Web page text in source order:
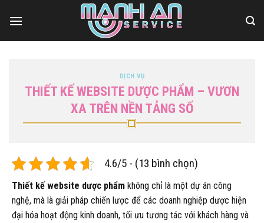
qua
DỊCH VỤ
THIẾT KẾ WEBSITE DƯỢC PHẨM – VƯƠN
XA TRÊN NỀN TẢNG SỐ
4.6/5 - (13 bình chọn)
Thiết kế website dược phẩm không chỉ là một dự án công
nghệ, mà là giải pháp chiến lược để các doanh nghiệp dược hiện
đại hóa hoạt động kinh doanh, tối ưu tương tác với khách hàng và